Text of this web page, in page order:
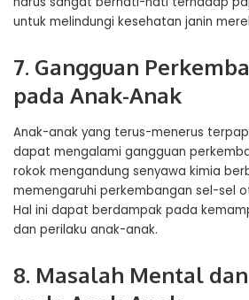
untuk melindungi kesehatan janin
7. Gangguan
pada Anak-Anak
Anak-anak yang terus-menerus
dapat mengalami gangguan
rokok mengandung senyawa kimia
memengaruhi perkembangan sel-sel
Hal ini dapat berdampak pada
dan perilaku anak-anak.
8. Masalah Mental